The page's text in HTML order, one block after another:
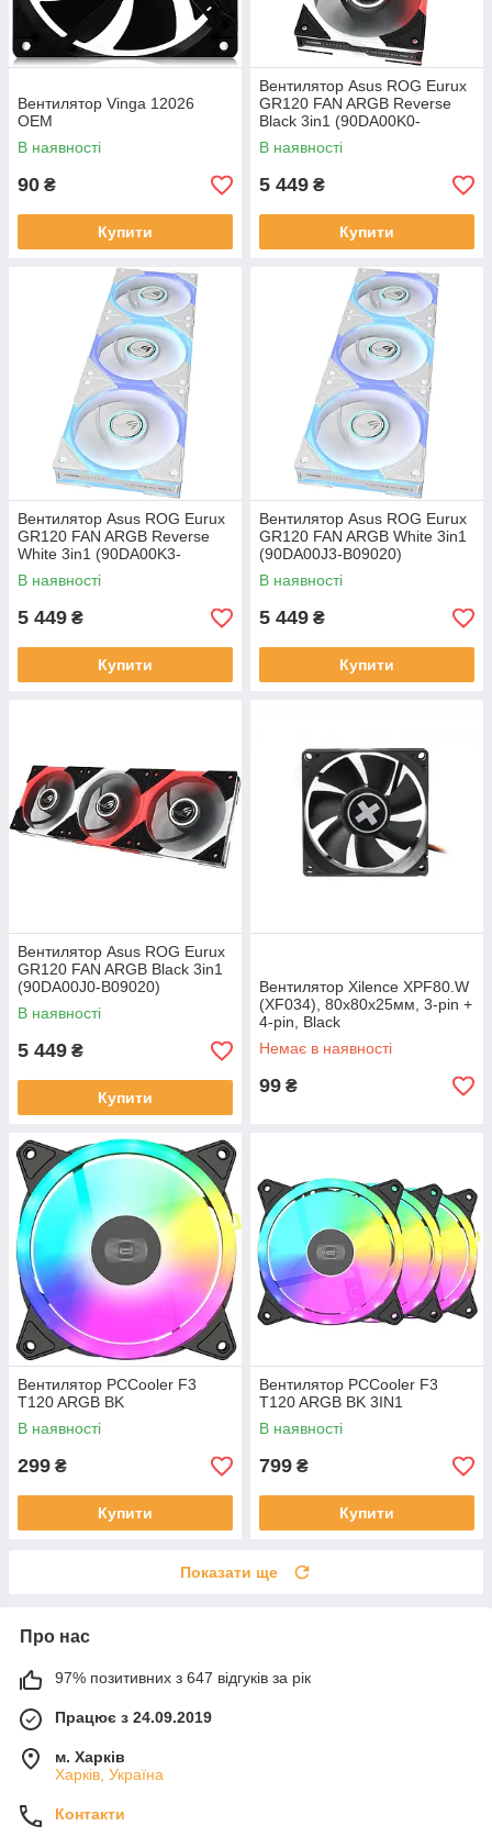
Вентилятор Vinga 12026
OEM
В наявності
90 ₴
Купити
Вентилятор Asus ROG Eurux
GR120 FAN ARGB Reverse
Black 3in1 (90DA00K0-
B09020)
В наявності
5 449 ₴
Купити
Вентилятор Asus ROG Eurux
GR120 FAN ARGB Reverse
White 3in1 (90DA00K3-
B09020)
В наявності
5 449 ₴
Купити
Вентилятор Asus ROG Eurux
GR120 FAN ARGB White 3in1
(90DA00J3-B09020)
В наявності
5 449 ₴
Купити
Вентилятор Asus ROG Eurux
GR120 FAN ARGB Black 3in1
(90DA00J0-B09020)
В наявності
5 449 ₴
Купити
Вентилятор Xilence XPF80.W
(XF034), 80х80х25мм, 3-pin +
4-pin, Black
Немає в наявності
99 ₴
Вентилятор PCCooler F3
T120 ARGB BK
В наявності
299 ₴
Купити
Вентилятор PCCooler F3
T120 ARGB BK 3IN1
В наявності
799 ₴
Купити
Показати ще
Про нас
97% позитивних з 647 відгуків за рік
Працює з 24.09.2019
м. Харків
Харків, Україна
Контакти